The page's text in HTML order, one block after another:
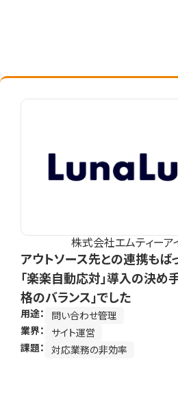
株式会社エムティーア
アウトソース先との連携もばっ
「楽楽自動応対」導入の決め
格のバランス」でした
用途：
問い合わせ管理
業界：
サイト運営
課題： 対応業務の非効率